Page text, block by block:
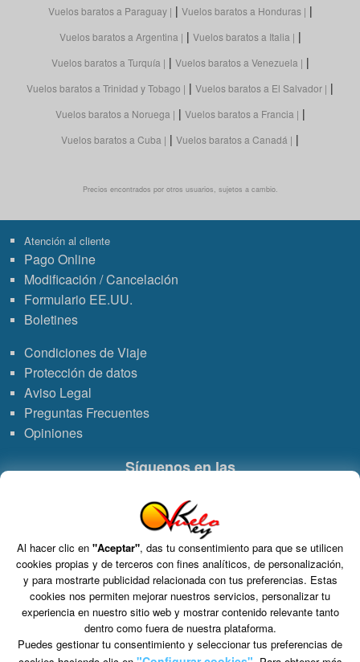
Vuelos baratos a Paraguay | Vuelos baratos a Honduras |
Vuelos baratos a Argentina | Vuelos baratos a Italia |
Vuelos baratos a Turquía | Vuelos baratos a Venezuela |
Vuelos baratos a Trinidad y Tobago | Vuelos baratos a El Salvador |
Vuelos baratos a Noruega | Vuelos baratos a Francia |
Vuelos baratos a Cuba | Vuelos baratos a Canadá |
Precios encontrados por otros usuarios, sujetos a cambio.
Atención al cliente
Pago Online
Modificación / Cancelación
Formulario EE.UU.
Boletines
Condiciones de Viaje
Protección de datos
Aviso Legal
Preguntas Frecuentes
Opiniones
Síguenos en las
Enlace
a
WhatsApp
Enlace
a
Instagram
a
Facebook
de
Grupo VDT - Viajes Dominicana Tours. C.I.C.M.A. n° 960 CIF: B-82748864
S.L. Tomo 15717, Folio 126, Hoja Registral 264927.
C/ Marie Curie 5 Edificio Alpha 3ª planta, Rivas VaciaMadrid 28521 Madrid
Al hacer clic en "Aceptar", das tu consentimiento para que se utilicen
cookies propias y de terceros con fines analíticos, de personalización,
y para mostrarte publicidad relacionada con tus preferencias. Estas
cookies nos permiten mejorar nuestros servicios, personalizar tu
experiencia en nuestro sitio web y mostrar contenido relevante tanto
dentro como fuera de nuestra plataforma.
Puedes gestionar tu consentimiento y seleccionar tus preferencias de